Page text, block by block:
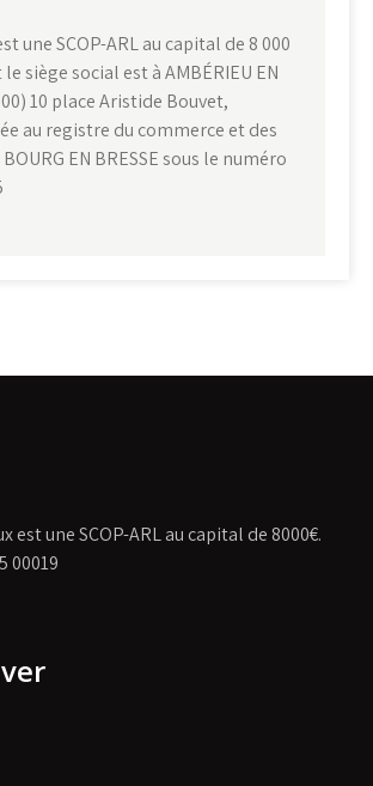
une SCOP-ARL au capital de 8 000
siège social est à AMBÉRIEU EN
10 place Aristide Bouvet,
au registre du commerce et des
EN BRESSE sous le numéro
est une SCOP-ARL au capital de 8000€.
00019